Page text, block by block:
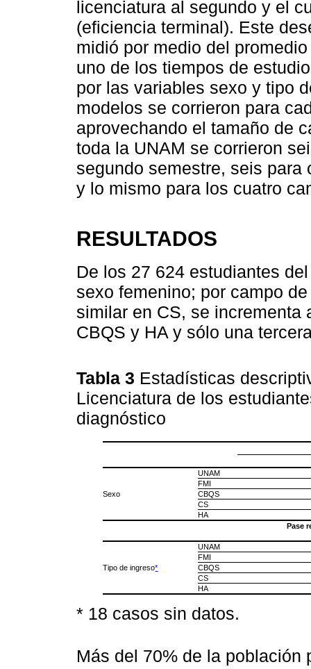
licenciatura al segundo y el
(eficiencia terminal). Este
midió por medio del
uno de los tiempos de
por las variables sexo y tipo
modelos se corrieron para
aprovechando el tamaño de
toda la UNAM se corrieron
segundo semestre, seis para
y lo mismo para los cuatro
RESULTADOS
De los 27 624 estudiantes
sexo femenino; por campo
similar en CS, se incrementa
CBQS y HA y sólo una
Tabla 3 Estadísticas
Licenciatura de los
diagnóstico
Sexo
UNAM
FMI
CBQS
CS
HA
Pase
Tipo de ingreso*
UNAM
FMI
CBQS
CS
HA
* 18 casos sin datos.
Más del 70% de la población